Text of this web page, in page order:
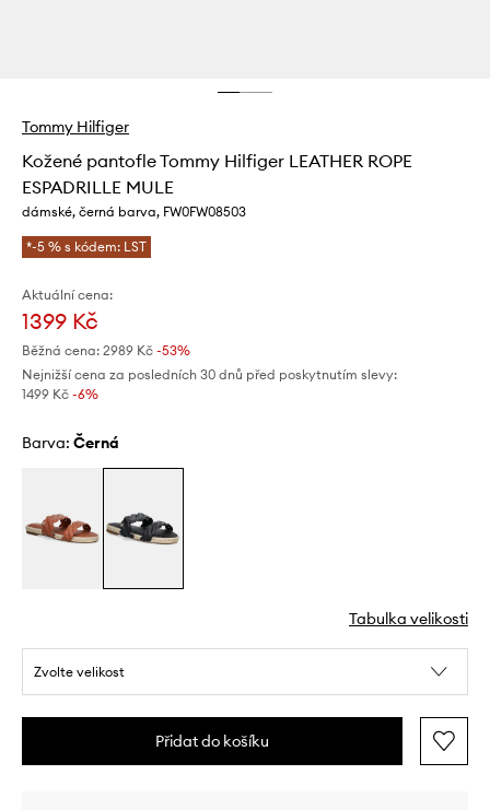
Tommy Hilfiger
Kožené pantofle Tommy Hilfiger LEATHER ROPE
ESPADRILLE MULE
dámské, černá barva, FW0FW08503
*-5 % s kódem: LST
Aktuální cena:
1399 Kč
Běžná cena: 2989 Kč -53%
Nejnižší cena za posledních 30 dnů před poskytnutím slevy:
1499 Kč -6%
Barva: černá
Tabulka velikosti
Zvolte velikost
Přidat do košíku